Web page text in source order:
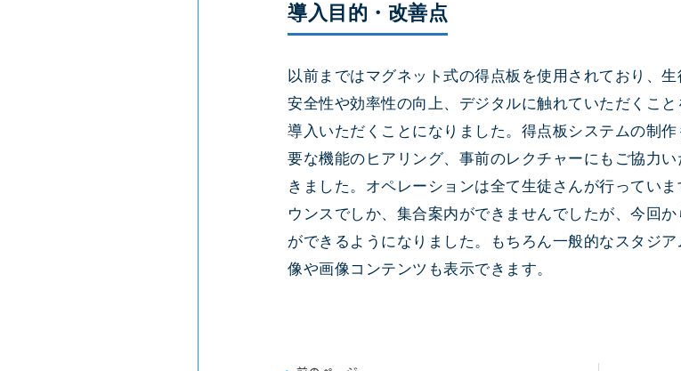
導入目的・改善点
以前まではマグネット式の得点板を使用されており、生
安全性や効率性の向上、デジタルに触れていただくこ
導入いただくことになりました。得点板システムの制
要な機能のヒアリング、事前のレクチャーにもご協力
きました。オペレーションは全て生徒さんが行ってい
ウンスでしか、集合案内ができませんでしたが、今回
ができるようになりました。もちろん一般的なスタジ
像や画像コンテンツも表示できます。